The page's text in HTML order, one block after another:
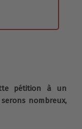
pétition à un
nombreux,